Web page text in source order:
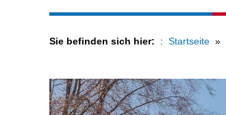
Sie befinden sich hier: Startseite